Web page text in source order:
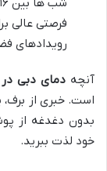
فرصتی عالی
رویدادهای
آنچه دمای دبی
است. خبری از برف،
بدون دغدغه از
خود لذت ببرید.